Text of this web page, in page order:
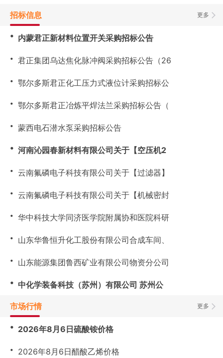
更多
招标信息
・ 内蒙君正新材料位置开关采购招标公告
・ 君正集团乌达焦化脉冲阀采购招标公告（26
・ 鄂尔多斯君正化工压力式液位计采购招标公
・ 鄂尔多斯君正冶炼平焊法兰采购招标公告（
・ 蒙西电石潜水泵采购招标公告
・ 河南沁园春新材料有限公司关于【空压机2
・ 云南氟磷电子科技有限公司关于【过滤器】
・ 云南氟磷电子科技有限公司关于【机械密封
・ 华中科技大学同济医学院附属协和医院科研
・ 山东华鲁恒升化工股份有限公司合成车间、
・ 山东能源集团鲁西矿业有限公司物资分公司
・ 中化学装备科技（苏州）有限公司 苏州公
更多
市场行情
・ 2026年8月6日硫酸铵价格
・ 2026年8月6日醋酸乙烯价格